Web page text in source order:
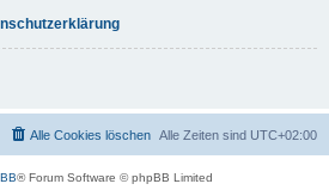
Alle Zeiten sind UTC+02:00
Alle Cookies löschen
® Forum Software © phpBB Limited